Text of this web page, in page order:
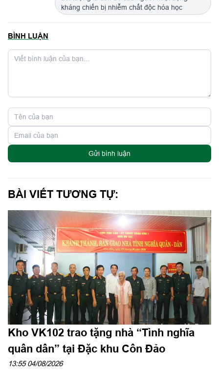
kháng chiến bị nhiễm chất độc hóa học
BÌNH LUẬN
Gửi bình luận
BÀI VIẾT TƯƠNG TỰ:
Kho VK102 trao tặng nhà “Tình nghĩa
quân dân” tại Đặc khu Côn Đảo
13:55 04/08/2026